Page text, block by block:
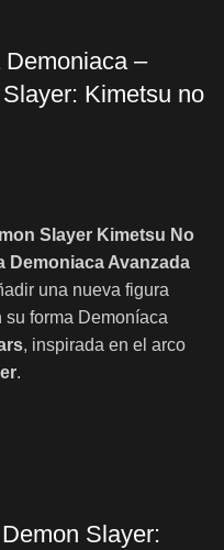
–
Kimetsu no
Slayer Kimetsu No
Demoniaca Avanzada
una nueva figura
su forma Demoníaca
, inspirada en el arco
.
Slayer: